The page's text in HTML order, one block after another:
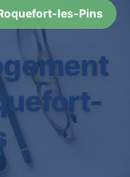
les-Pins